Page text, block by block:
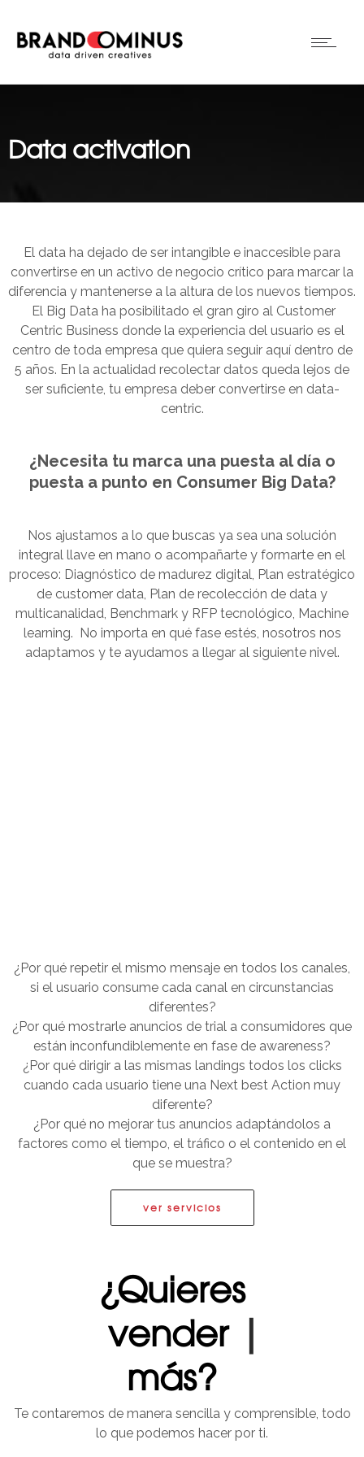
Data activation
El data ha dejado de ser intangible e inaccesible para
convertirse en un activo de negocio crítico para marcar la
diferencia y mantenerse a la altura de los nuevos tiempos.
El Big Data ha posibilitado el gran giro al Customer
Centric Business donde la experiencia del usuario es el
centro de toda empresa que quiera seguir aquí dentro de
5 años. En la actualidad recolectar datos queda lejos de
ser suficiente, tu empresa deber convertirse en data-
centric.
¿Necesita tu marca una puesta al día o
puesta a punto en Consumer Big Data?
Nos ajustamos a lo que buscas ya sea una solución
integral llave en mano o acompañarte y formarte en el
proceso: Diagnóstico de madurez digital, Plan estratégico
de customer data, Plan de recolección de data y
multicanalidad, Benchmark y RFP tecnológico, Machine
learning. No importa en qué fase estés, nosotros nos
adaptamos y te ayudamos a llegar al siguiente nivel.
¿Por qué repetir el mismo mensaje en todos los canales,
si el usuario consume cada canal en circunstancias
diferentes?
¿Por qué mostrarle anuncios de trial a consumidores que
están inconfundiblemente en fase de awareness?
¿Por qué dirigir a las mismas landings todos los clicks
cuando cada usuario tiene una Next best Action muy
diferente?
¿Por qué no mejorar tus anuncios adaptándolos a
factores como el tiempo, el tráfico o el contenido en el
que se muestra?
ver servicios
¿Quieres
vender
más?
Te contaremos de manera sencilla y comprensible, todo
lo que podemos hacer por ti.